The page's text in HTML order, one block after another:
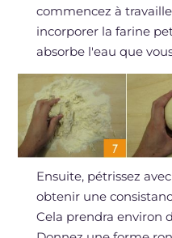
commencez à
incorporer la farine
absorbe l'eau que
Ensuite, pétrissez
obtenir une
Cela prendra environ